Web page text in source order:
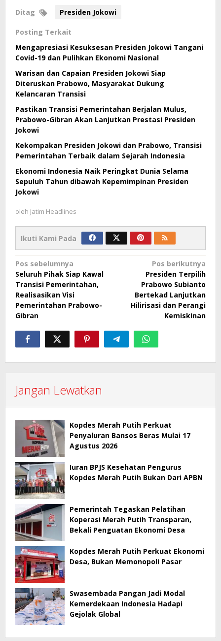
Ditag Presiden Jokowi
Posting Terkait
Mengapresiasi Kesuksesan Presiden Jokowi Tangani
Covid-19 dan Pulihkan Ekonomi Nasional
Warisan dan Capaian Presiden Jokowi Siap
Diteruskan Prabowo, Masyarakat Dukung
Kelancaran Transisi
Pastikan Transisi Pemerintahan Berjalan Mulus,
Prabowo-Gibran Akan Lanjutkan Prestasi Presiden
Jokowi
Kekompakan Presiden Jokowi dan Prabowo, Transisi
Pemerintahan Terbaik dalam Sejarah Indonesia
Ekonomi Indonesia Naik Peringkat Dunia Selama
Sepuluh Tahun dibawah Kepemimpinan Presiden
Jokowi
oleh Jatim Headlines
Ikuti Kami Pada
Navigasi
pos
Pos sebelumnya
Seluruh Pihak Siap Kawal
Transisi Pemerintahan,
Realisasikan Visi
Pemerintahan Prabowo-
Gibran
Pos berikutnya
Presiden Terpilih
Prabowo Subianto
Bertekad Lanjutkan
Hilirisasi dan Perangi
Kemiskinan
Jangan Lewatkan
Kopdes Merah Putih Perkuat
Penyaluran Bansos Beras Mulai 17
Agustus 2026
Iuran BPJS Kesehatan Pengurus
Kopdes Merah Putih Bukan Dari APBN
Pemerintah Tegaskan Pelatihan
Koperasi Merah Putih Transparan,
Bekali Penguatan Ekonomi Desa
Kopdes Merah Putih Perkuat Ekonomi
Desa, Bukan Memonopoli Pasar
Swasembada Pangan Jadi Modal
Kemerdekaan Indonesia Hadapi
Gejolak Global